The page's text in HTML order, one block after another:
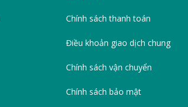
Chính sách thanh toán
Điều khoản giao dịch chung
Chính sách vận chuyển
Chính sách bảo mật